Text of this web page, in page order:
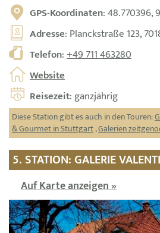
GPS-Koordinaten: 48.770396,
Adresse: Planckstraße 123,
Telefon:+49 711 463280
Website
Reisezeit: ganzjährig
Diese Station gibt es auch in den Touren:
& Gourmet in Stuttgart,Galerien
5. STATION: GALERIE
Auf Karte anzeigen »